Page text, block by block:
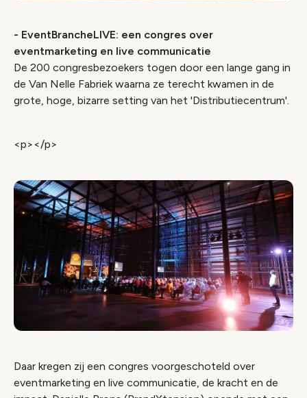
- EventBrancheLIVE: een congres over
eventmarketing en live communicatie
De 200 congresbezoekers togen door een lange gang in
de Van Nelle Fabriek waarna ze terecht kwamen in de
grote, hoge, bizarre setting van het 'Distributiecentrum'.
<p></p>
Daar kregen zij een congres voorgeschoteld over
eventmarketing en live communicatie, de kracht en de